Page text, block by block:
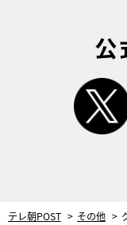
公
テレ朝POST その他